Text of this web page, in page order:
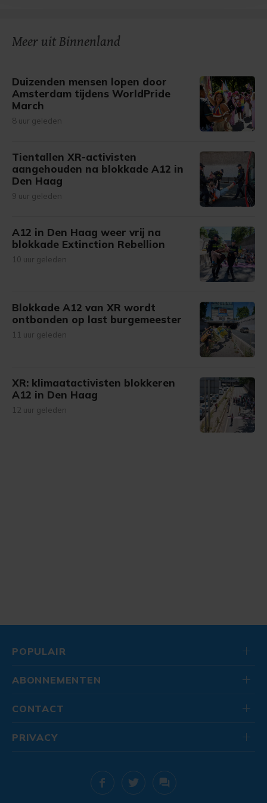
gemaakte keuze altijd wijzigen of intrekken.
Meer uit Binnenland
Duizenden mensen lopen door
Amsterdam tijdens WorldPride
March
8 uur geleden
Tientallen XR-activisten
aangehouden na blokkade A12 in
Den Haag
9 uur geleden
A12 in Den Haag weer vrij na
blokkade Extinction Rebellion
10 uur geleden
Blokkade A12 van XR wordt
ontbonden op last burgemeester
11 uur geleden
XR: klimaatactivisten blokkeren
A12 in Den Haag
12 uur geleden
POPULAIR
ABONNEMENTEN
CONTACT
PRIVACY